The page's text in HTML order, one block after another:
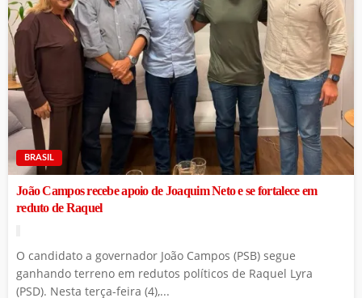
BRASIL
João Campos recebe apoio de Joaquim Neto e se fortalece em
reduto de Raquel
O candidato a governador João Campos (PSB) segue
ganhando terreno em redutos políticos de Raquel Lyra
(PSD). Nesta terça-feira (4),...